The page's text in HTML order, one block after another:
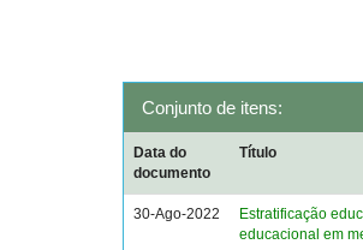
Conjunto de itens:
Data do
documento
Título
30-Ago-2022
Estratificação
educacional em